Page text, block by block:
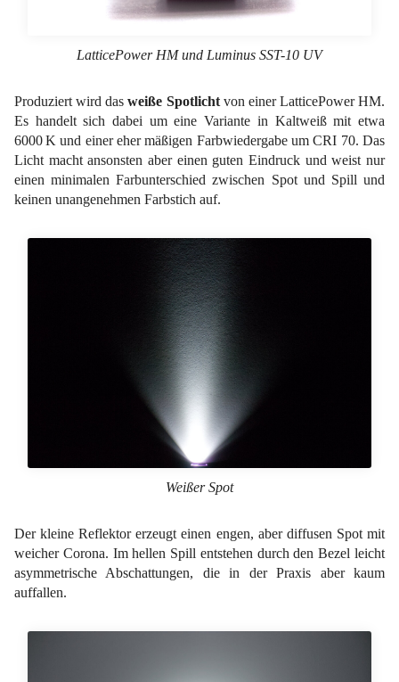
LatticePower HM und Luminus SST-10 UV
Produziert wird dasweiße Spotlichtvon einer LatticePower HM.
Es handelt sich dabei um eine Variante in Kaltweiß mit etwa
6000 K und einer eher mäßigen Farbwiedergabe um CRI 70. Das
Licht macht ansonsten aber einen guten Eindruck und weist nur
einen minimalen Farbunterschied zwischen Spot und Spill und
keinen unangenehmen Farbstich auf.
Weißer Spot
Der kleine Reflektor erzeugt einen engen, aber diffusen Spot mit
weicher Corona. Im hellen Spill entstehen durch den Bezel leicht
asymmetrische Abschattungen, die in der Praxis aber kaum
auffallen.